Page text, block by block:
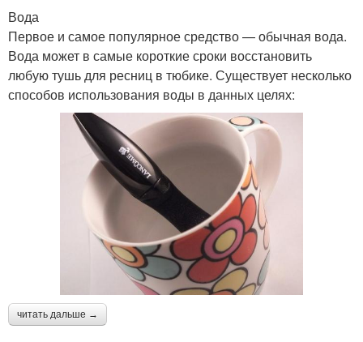
Вода
Первое и самое популярное средство — обычная вода.
Вода может в самые короткие сроки восстановить
любую тушь для ресниц в тюбике. Существует несколько
способов использования воды в данных целях:
читать дальше →